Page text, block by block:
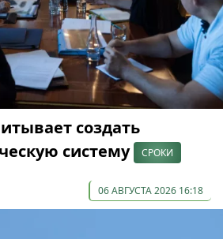
создать
систему
СРОКИ
06 АВГУСТА 2026 16:18